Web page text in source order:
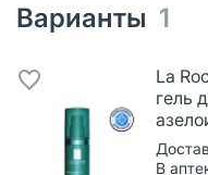
Варианты 1
La
гель
В